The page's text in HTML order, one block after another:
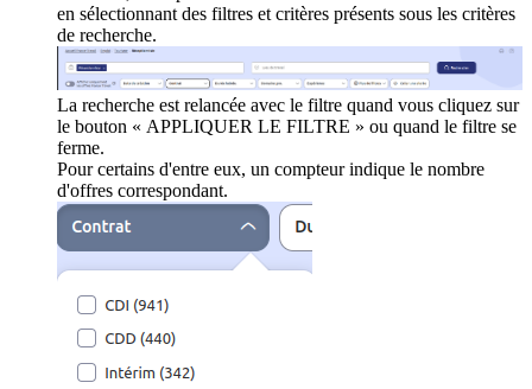
en sélectionnant des filtres et critères présents sous les critères
de recherche.
La recherche est relancée avec le filtre quand vous cliquez sur
le bouton « APPLIQUER LE FILTRE » ou quand le filtre se
ferme.
Pour certains d'entre eux, un compteur indique le nombre
d'offres correspondant.